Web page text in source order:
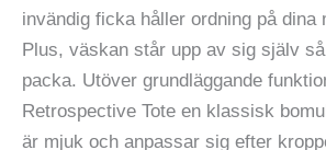
invändig ficka håller ordning på dina
Plus, väskan står upp av sig själv
packa. Utöver grundläggande
Retrospective Tote en klassisk
är mjuk och anpassar sig efter